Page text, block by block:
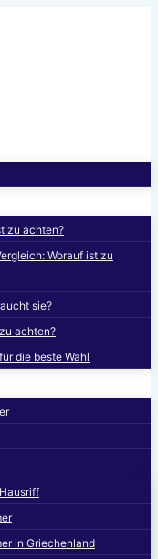
zu achten?
Worauf ist zu
sie?
achten?
die beste Wahl
in Griechenland